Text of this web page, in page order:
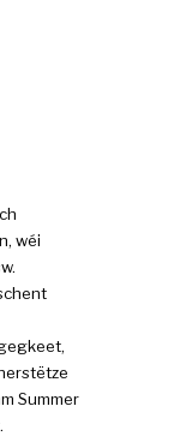
wéi
Summer